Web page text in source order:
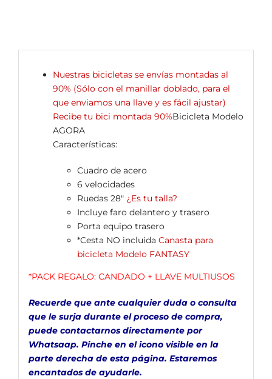
Nuestras bicicletas se envías montadas al
90% (Sólo con el manillar doblado, para el
que enviamos una llave y es fácil ajustar)
Recibe tu bici montada 90%Bicicleta Modelo
AGORA
Características:
Cuadro de acero
6 velocidades
Ruedas 28″ ¿Es tu talla?
Incluye faro delantero y trasero
Porta equipo trasero
*Cesta NO incluida Canasta para
bicicleta Modelo FANTASY
*PACK REGALO: CANDADO + LLAVE MULTIUSOS
Recuerde que ante cualquier duda o consulta
que le surja durante el proceso de compra,
puede contactarnos directamente por
Whatsaap. Pinche en el icono visible en la
parte derecha de esta página. Estaremos
encantados de ayudarle.